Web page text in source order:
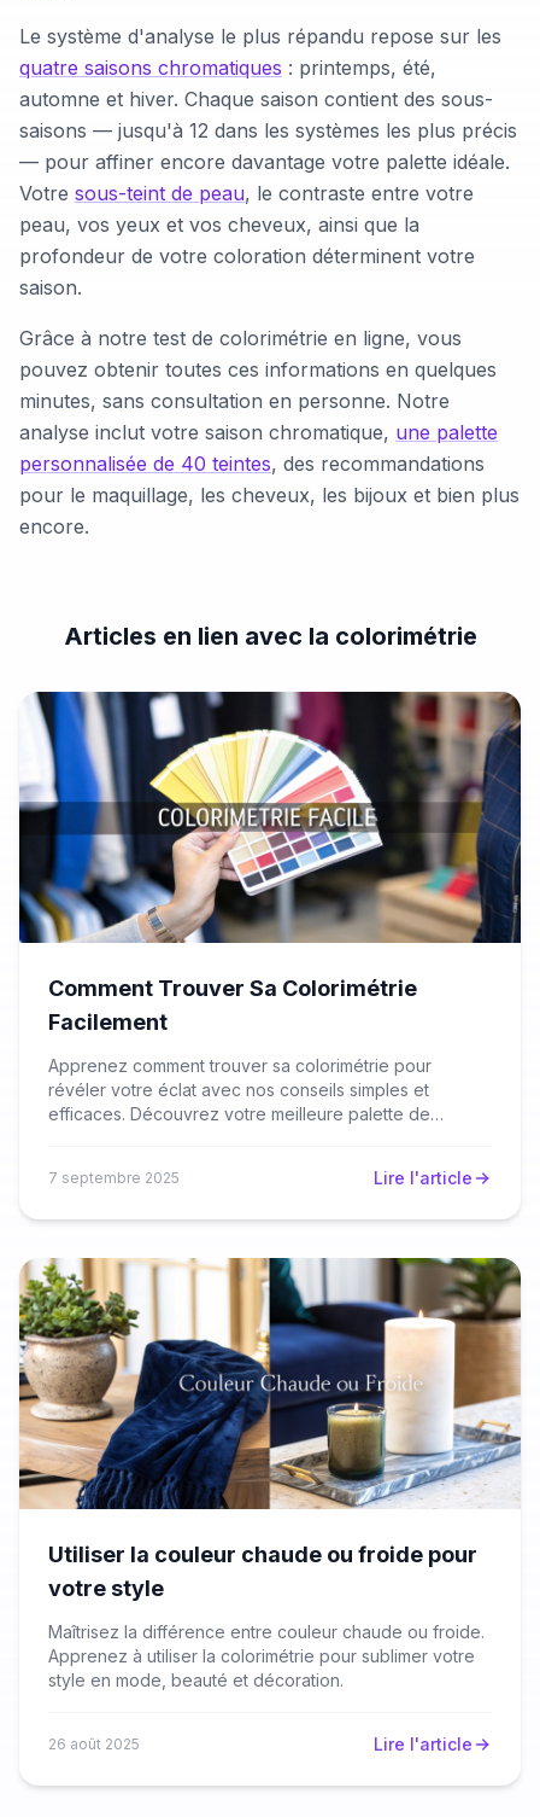
Le système d'analyse le plus répandu repose sur les
quatre saisons chromatiques : printemps, été,
automne et hiver. Chaque saison contient des sous-
saisons — jusqu'à 12 dans les systèmes les plus précis
— pour affiner encore davantage votre palette idéale.
Votre sous-teint de peau, le contraste entre votre
peau, vos yeux et vos cheveux, ainsi que la
profondeur de votre coloration déterminent votre
saison.
Grâce à notre test de colorimétrie en ligne, vous
pouvez obtenir toutes ces informations en quelques
minutes, sans consultation en personne. Notre
analyse inclut votre saison chromatique, une palette
personnalisée de 40 teintes, des recommandations
pour le maquillage, les cheveux, les bijoux et bien plus
encore.
Articles en lien avec la colorimétrie
Comment Trouver Sa Colorimétrie
Facilement
Apprenez comment trouver sa colorimétrie pour
révéler votre éclat avec nos conseils simples et
efficaces. Découvrez votre meilleure palette de
7 septembre 2025 Lire l'article
Utiliser la couleur chaude ou froide pour
votre style
Maîtrisez la différence entre couleur chaude ou froide.
Apprenez à utiliser la colorimétrie pour sublimer votre
style en mode, beauté et décoration.
26 août 2025 Lire l'article